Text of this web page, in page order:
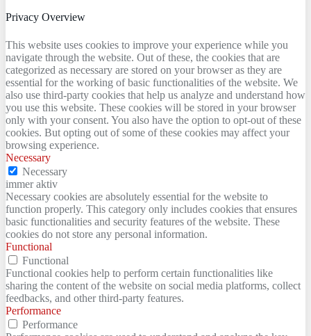
Privacy Overview
This website uses cookies to improve your experience while you
navigate through the website. Out of these, the cookies that are
categorized as necessary are stored on your browser as they are
essential for the working of basic functionalities of the website. We
also use third-party cookies that help us analyze and understand how
you use this website. These cookies will be stored in your browser
only with your consent. You also have the option to opt-out of these
cookies. But opting out of some of these cookies may affect your
browsing experience.
Necessary
Necessary
immer aktiv
Necessary cookies are absolutely essential for the website to
function properly. This category only includes cookies that ensures
basic functionalities and security features of the website. These
cookies do not store any personal information.
Functional
Functional
Functional cookies help to perform certain functionalities like
sharing the content of the website on social media platforms, collect
feedbacks, and other third-party features.
Performance
Performance